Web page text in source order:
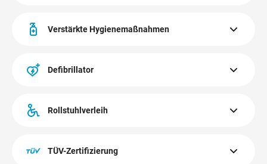
Besucher-Service im Obergeschoß.
Verstärkte Hygienemaßnahmen
laufend desinfiziert.
Defibrillator
Besucher-Service im Obergeschoß.
Rollstuhlverleih
CITYPARK, zu finden im Obergeschoß.
TÜV-Zertifizierung